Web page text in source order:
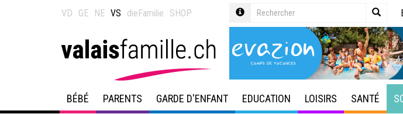
VD GE NE VS dieFamilie SHOP
BÉBÉ PARENTS GARDE D'ENFANT EDUCATION LOISIRS SANTÉ